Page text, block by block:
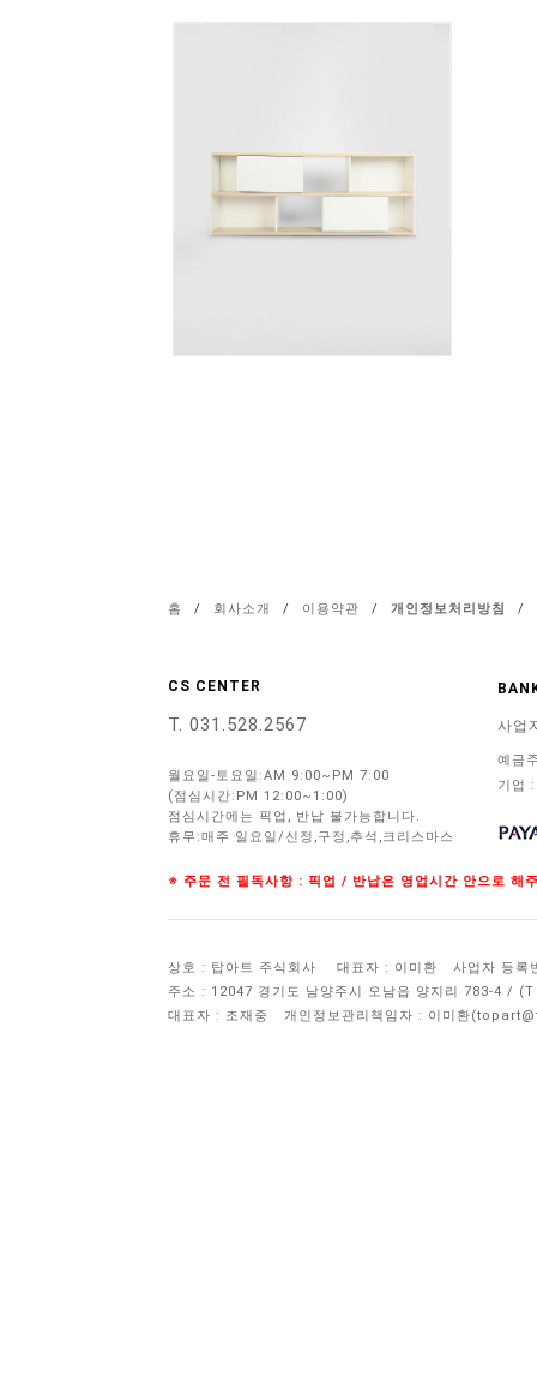
홈 / 회사소개 / 이용약관 / 개인정보처리방침 /
CS CENTER
T. 031.528.2567
월요일-토요일:AM 9:00~PM 7:00
(점심시간:PM 12:00~1:00)
점심시간에는 픽업, 반납 불가능합니다.
휴무:매주 일요일/신정,구정,추석,크리스마스
사업
예금
기업
※ 주문 전 필독사항 : 픽업 / 반납은 영업시간 안으로 해
상호 : 탑아트 주식회사 대표자 : 이미환
사업자 등록
주소 : 12047 경기도 남양주시 오남읍 양지리 783-4 /
대표자 : 조재중
개인정보관리책임자 : 이미환